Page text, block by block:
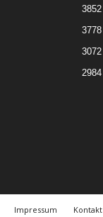
3852
3778
3072
2984
Impressum Kontakt